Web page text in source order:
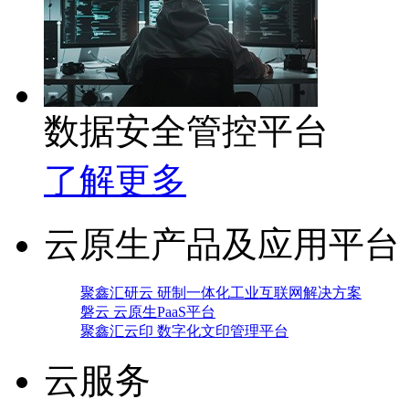
数据安全管控平台
了解更多
云原生产品及应用平台
聚鑫汇研云 研制一体化工业互联网解决方案
磐云 云原生PaaS平台
聚鑫汇云印 数字化文印管理平台
云服务